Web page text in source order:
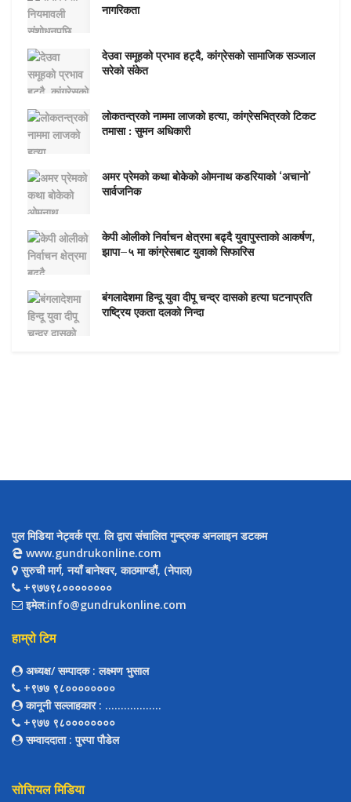
नागरिकता
देउवा समूहको प्रभाव हट्दै, कांग्रेसको सामाजिक सञ्जाल
सरेको संकेत
लोकतन्त्रको नाममा लाजको हत्या, कांग्रेसभित्रको टिकट
तमासा : सुमन अधिकारी
अमर प्रेमको कथा बोकेको ओमनाथ कडरियाको ‘अचानो’
सार्वजनिक
केपी ओलीको निर्वाचन क्षेत्रमा बढ्दै युवापुस्ताको आकर्षण,
झापा–५ मा कांग्रेसबाट युवाको सिफारिस
बंगलादेशमा हिन्दू युवा दीपू चन्द्र दासको हत्या घटनाप्रति
राष्ट्रिय एकता दलको निन्दा
पुल मिडिया नेट्वर्क प्रा. लि द्वारा संचालित गुन्द्रुक अनलाइन डटकम
www.gundrukonline.com
सुरुची मार्ग, नयाँ बानेश्वर, काठमाण्डौैं, (नेपाल)
+९७७९८००००००००
इमेल:info@gundrukonline.com
हाम्रो टिम
अध्यक्ष/ सम्पादक: लक्ष्मण भुसाल
+९७७ ९८००००००००
कानूनी सल्लाहकार: ..................
+९७७ ९८००००००००
सम्वाददाता: पुस्पा पौडेल
सोसियल मिडिया